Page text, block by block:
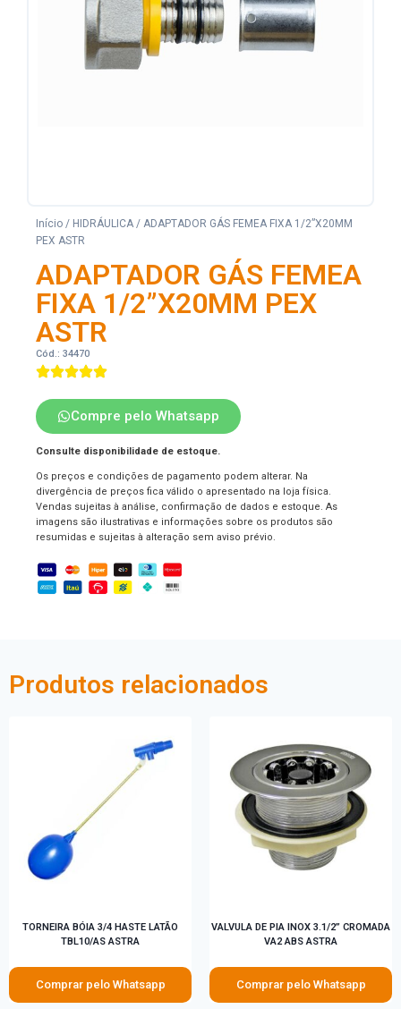
Início / HIDRÁULICA / ADAPTADOR GÁS FEMEA FIXA 1/2”X20MM
PEX ASTR
ADAPTADOR GÁS FEMEA
FIXA 1/2”X20MM PEX
ASTR
Cód.: 34470
Compre pelo Whatsapp
Consulte disponibilidade de estoque.
Os preços e condições de pagamento podem alterar. Na
divergência de preços fica válido o apresentado na loja física.
Vendas sujeitas à análise, confirmação de dados e estoque. As
imagens são ilustrativas e informações sobre os produtos são
resumidas e sujeitas à alteração sem aviso prévio.
Produtos relacionados
TORNEIRA BÓIA 3/4 HASTE LATÃO
TBL10/AS ASTRA
Comprar pelo Whatsapp
VALVULA DE PIA INOX 3.1/2” CROMADA
VA2 ABS ASTRA
Comprar pelo Whatsapp